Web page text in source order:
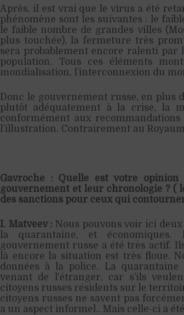
Après, il est vrai que le virus a été
phénomène sont les suivantes : le
le faible nombre de grandes villes
plus touchée), la fermeture très
sera probablement encore ralenti
population. Tous ces éléments
mondialisation, l’interconnexion du
Donc le gouvernement russe, en plus
plutôt adéquatement à la crise, la
conformément aux
l’illustration. Contrairement au
Gavroche : Quelle est votre
gouvernement et leur chronologie ? (
des sanctions pour ceux qui
I. Matveev : Nous pouvons voir ici
la quarantaine, et
gouvernement russe a été très actif.
là encore la situation est très floue.
données à la police. La
venant de l’étranger, car s’ils
citoyens russes résidents sur le
citoyens russes ne savent pas
a un aspect informel.. Mais celle-ci a